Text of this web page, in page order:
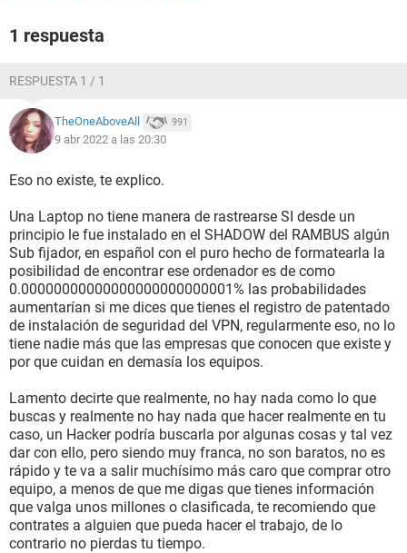
1 respuesta
RESPUESTA 1 / 1
TheOneAboveAll 991
9 abr 2022 a las 20:30
Eso no existe, te explico.
Una Laptop no tiene manera de rastrearse SI desde un
principio le fue instalado en el SHADOW del RAMBUS algún
Sub fijador, en español con el puro hecho de formatearla la
posibilidad de encontrar ese ordenador es de como
0.00000000000000000000000001% las probabilidades
aumentarían si me dices que tienes el registro de patentado
de instalación de seguridad del VPN, regularmente eso, no lo
tiene nadie más que las empresas que conocen que existe y
por que cuidan en demasía los equipos.
Lamento decirte que realmente, no hay nada como lo que
buscas y realmente no hay nada que hacer realmente en tu
caso, un Hacker podría buscarla por algunas cosas y tal vez
dar con ello, pero siendo muy franca, no son baratos, no es
rápido y te va a salir muchísimo más caro que comprar otro
equipo, a menos de que me digas que tienes información
que valga unos millones o clasificada, te recomiendo que
contrates a alguien que pueda hacer el trabajo, de lo
contrario no pierdas tu tiempo.